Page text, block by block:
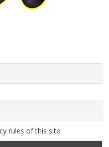
rules of this site